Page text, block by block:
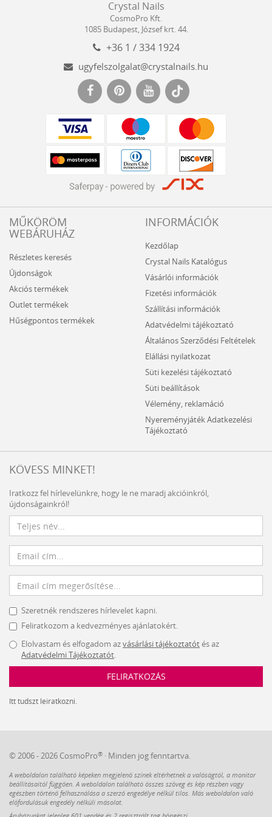
Nails
Kft.
Crystal Nails
CosmoPro Kft.
1085 Budapest, József krt. 44.
+36 1 / 334 1924
ugyfelszolgalat@crystalnails.hu
MŰKÖRÖM
WEBÁRUHÁZ
Részletes keresés
Újdonságok
Akciós termékek
Outlet termékek
Hűségpontos termékek
INFORMÁCIÓK
Kezdőlap
Crystal Nails Katalógus
Vásárlói információk
Fizetési információk
Szállítási információk
Adatvédelmi tájékoztató
Általános Szerződési Feltételek
Elállási nyilatkozat
Süti kezelési tájékoztató
Süti beállítások
Vélemény, reklamáció
Nyereményjáték Adatkezelési
Tájékoztató
KÖVESS MINKET!
Iratkozz fel hírlevelünkre, hogy le ne maradj akcióinkról,
újdonságainkról!
Szeretnék rendszeres hírlevelet kapni.
Feliratkozom a kedvezményes ajánlatokért.
Elolvastam és elfogadom azvásárlási tájékoztatótés az
Adatvédelmi Tájékoztatót.
FELIRATKOZÁS
Itt tudszt leiratkozni.
© 2006 - 2026 CosmoPro® · Minden jog fenntartva.
A weboldalon található képeken megjelenő színek eltérhetnek a valóságtól, a monitor
beállításaitól függően. A weboldalon található összes szöveg és kép részben vagy
egészben történő felhasználása a szerző engedélye nélkül tilos. Más weboldalon való
előfordulásuk engedély nélküli másolat.